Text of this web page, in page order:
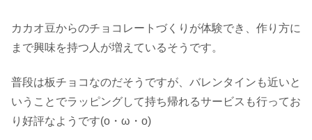
カカオ豆からのチョコレートづくりが体験でき、作り方に
まで興味を持つ人が増えているそうです。
普段は板チョコなのだそうですが、バレンタインも近いと
いうことでラッピングして持ち帰れるサービスも行ってお
り好評なようです(o・ω・o)